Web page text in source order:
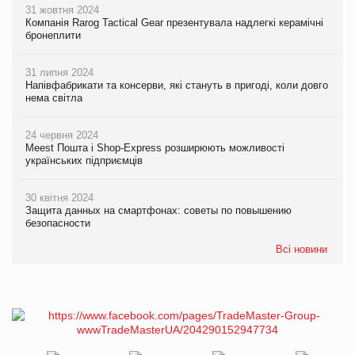
31 жовтня 2024
Компанія Rarog Tactical Gear презентувала надлегкі керамічні
бронеплити
31 липня 2024
Напівфабрикати та консерви, які стануть в пригоді, коли довго
нема світла
24 червня 2024
Meest Пошта і Shop-Express розширюють можливості
українських підприємців
30 квітня 2024
Защита данных на смартфонах: советы по повышению
безопасности
Всі новини